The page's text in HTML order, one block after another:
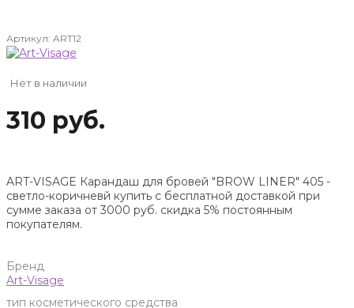
Артикул: ART12
Нет в наличии
310 руб.
ART-VISAGE Карандаш для бровей "BROW LINER" 405 -
светло-коричневй купить с бесплатной доставкой при
сумме заказа от 3000 руб. скидка 5% постоянным
покупателям.
Бренд
Art-Visage
тип косметического средства